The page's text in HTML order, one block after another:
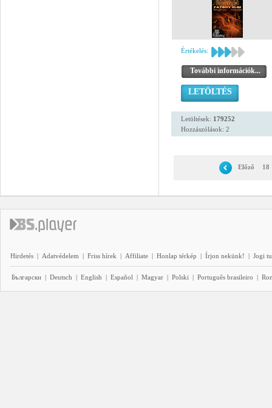
Értékelés:
További információk...
LETÖLTÉS
Letöltések: 179252
Hozzászólások: 2
Előző 18
Hirdetés | Adatvédelem | Friss hírek | Affiliate | Honlap térkép | Írjon nekünk! | Jogi
Български | Deutsch | English | Español | Magyar | Polski | Português brasileiro |